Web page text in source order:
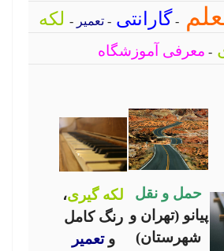
- گارانتی - تعمیر - لکه
- معرفی آموزشگاه
حمل و نقل
پیانو (تهران و
شهرستان)
لکه گیری،
رنگ کامل
وتعمیر